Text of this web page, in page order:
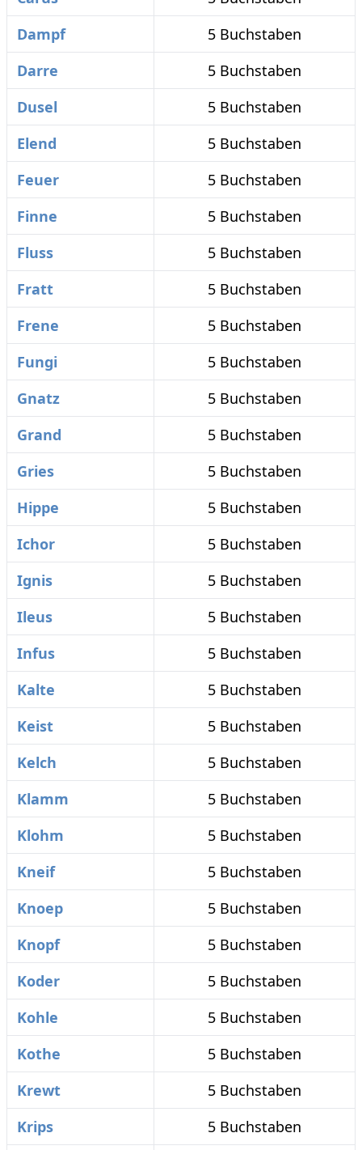
Dampf
5 Buchstaben
Darre
5 Buchstaben
Dusel
5 Buchstaben
Elend
5 Buchstaben
Feuer
5 Buchstaben
Finne
5 Buchstaben
Fluss
5 Buchstaben
Fratt
5 Buchstaben
Frene
5 Buchstaben
Fungi
5 Buchstaben
Gnatz
5 Buchstaben
Grand
5 Buchstaben
Gries
5 Buchstaben
Hippe
5 Buchstaben
Ichor
5 Buchstaben
Ignis
5 Buchstaben
Ileus
5 Buchstaben
Infus
5 Buchstaben
Kalte
5 Buchstaben
Keist
5 Buchstaben
Kelch
5 Buchstaben
Klamm
5 Buchstaben
Klohm
5 Buchstaben
Kneif
5 Buchstaben
Knoep
5 Buchstaben
Knopf
5 Buchstaben
Koder
5 Buchstaben
Kohle
5 Buchstaben
Kothe
5 Buchstaben
Krewt
5 Buchstaben
Krips
5 Buchstaben